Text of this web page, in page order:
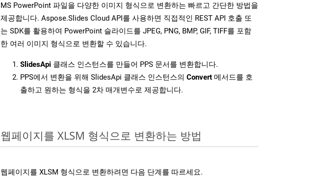
MS PowerPoint 파일을 다양한 이미지 형식으로 변환하는 빠르고 간단한 방법을
제공합니다. Aspose.Slides Cloud API를 사용하면 직접적인 REST API 호출 또
는 SDK를 활용하여 PowerPoint 슬라이드를 JPEG, PNG, BMP, GIF, TIFF를 포함
한 여러 이미지 형식으로 변환할 수 있습니다.
SlidesApi 클래스 인스턴스를 만들어 PPS 문서를 변환합니다.
PPS에서 변환을 위해 SlidesApi 클래스 인스턴스의 Convert 메서드를 호
출하고 원하는 형식을 2차 매개변수로 제공합니다.
웹페이지를 XLSM 형식으로 변환하는 방법
웹페이지를 XLSM 형식으로 변환하려면 다음 단계를 따르세요.